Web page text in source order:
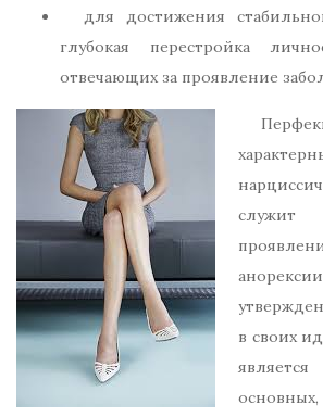
для достижения
глубокая перестройка
отвечающих за проявление
служит
в своих